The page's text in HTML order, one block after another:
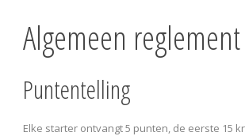
Algemeen reglement
Puntentelling
Elke starter ontvangt 5 punten, de eerste 15